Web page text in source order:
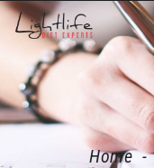
Home -